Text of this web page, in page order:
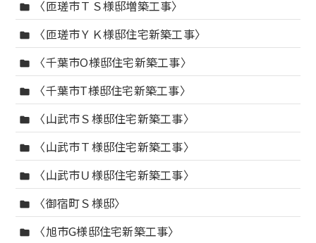
folder 〈匝瑳市ＴＳ様邸増築工事〉
folder 〈匝瑳市ＹＫ様邸住宅新築工事〉
folder 〈千葉市O様邸住宅新築工事〉
folder 〈千葉市T様邸住宅新築工事〉
folder 〈山武市Ｓ様邸住宅新築工事〉
folder 〈山武市Ｔ様邸住宅新築工事〉
folder 〈山武市Ｕ様邸住宅新築工事〉
folder 〈御宿町Ｓ様邸〉
folder 〈旭市G様邸住宅新築工事〉